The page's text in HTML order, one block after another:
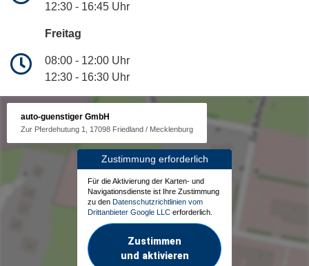
12:30 - 16:45 Uhr
Freitag
08:00 - 12:00 Uhr
12:30 - 16:30 Uhr
auto-guenstiger GmbH
Zur Pferdehutung 1, 17098 Friedland / Mecklenburg
Zustimmung erforderlich
Für die Aktivierung der Karten- und
Navigationsdienste ist Ihre Zustimmung
zu den Datenschutzrichtlinien vom
Drittanbieter Google LLC erforderlich.
Zustimmen
und aktivieren